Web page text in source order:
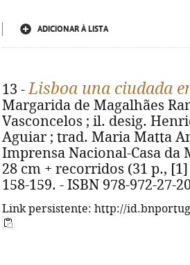
ADICIONAR À LISTA
13 -Lisboa una ciudada
Margarida de Magalhães
Vasconcelos ; il. desig.
Aguiar ; trad. Maria Matta
Imprensa Nacional-Casa da
28 cm + recorridos (31 p.,
158-159. - ISBN 978-972-27-
Link persistente: http://